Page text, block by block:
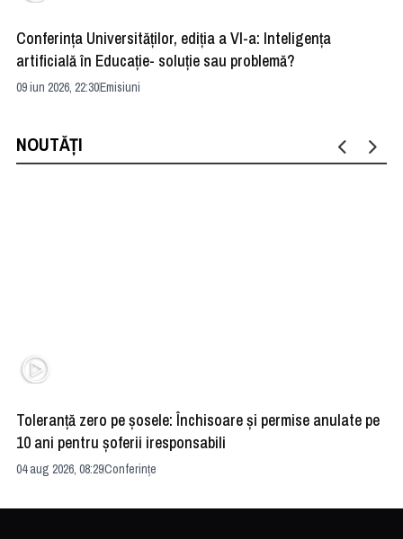
Conferința Universităților, ediția a VI-a: Inteligența
artificială în Educație- soluție sau problemă?
09 iun 2026, 22:30Emisiuni
NOUTĂȚI
Toleranță zero pe șosele: Închisoare și permise anulate pe
10 ani pentru șoferii iresponsabili
04 aug 2026, 08:29Conferințe